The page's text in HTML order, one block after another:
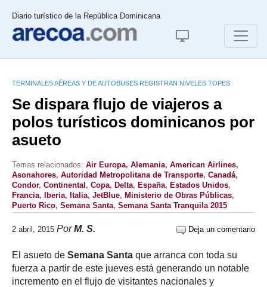
Diario turístico de la República Dominicana
TERMINALES AÉREAS Y DE AUTOBUSES REGISTRAN NIVELES TOPES
Se dispara flujo de viajeros a
polos turísticos dominicanos por
asueto
Temas relacionados: Air Europa, Alemania, American Airlines,
Asonahores, Autoridad Metropolitana de Transporte, Canadá,
Condor, Continental , Copa, Delta, España, Estados Unidos,
Francia, Iberia, Italia, JetBlue, Ministerio de Obras Públicas,
Puerto Rico, Semana Santa, Semana Santa Tranquila 2015
2 abril, 2015 PorM. S. Deja un comentario
El asueto de Semana Santa que arranca con toda su
fuerza a partir de este jueves está generando un notable
incremento en el flujo de visitantes nacionales y